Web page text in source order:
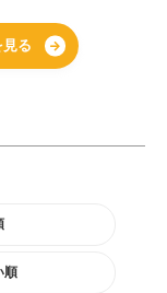
る
順